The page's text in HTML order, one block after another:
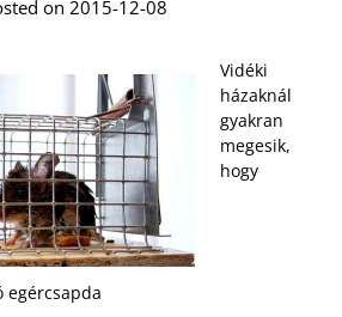
on 2015-12-08
egércsapda
Vidéki
házaknál
gyakran
megesik,
hogy